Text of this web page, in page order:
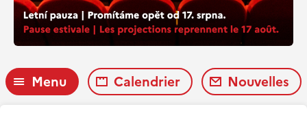
Menu Calendrier Nouvelles